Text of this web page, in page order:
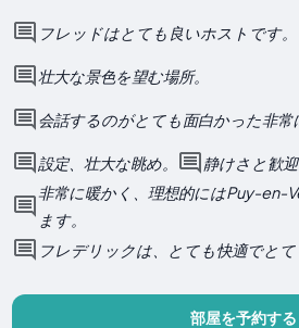
フレッドはとても良いホストです。
壮大な景色を望む場所。
会話するのがとても面白かった非常
設定、壮大な眺め。
静けさと歓迎
非常に暖かく、理想的にはPuy-en-
ます。
フレデリックは、とても快適でとて
部屋を予約する